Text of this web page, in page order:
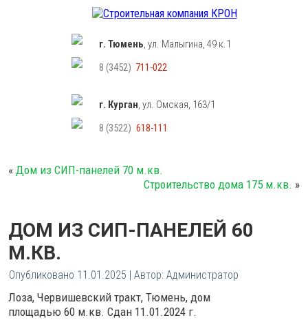
г. Тюмень, ул. Малыгина, 49 к.1
8 (3452) 711-022
г. Курган, ул. Омская, 163/1
8 (3522) 618-111
« Дом из СИП-панелей 70 м.кв.
Строительство дома 175 м.кв. »
ДОМ ИЗ СИП-ПАНЕЛЕЙ 60
М.КВ.
Опубликовано 11.01.2025 | Автор: Администратор
Лоза, Червишевский тракт, Тюмень, дом
площадью 60 м.кв. Сдан 11.01.2024 г.